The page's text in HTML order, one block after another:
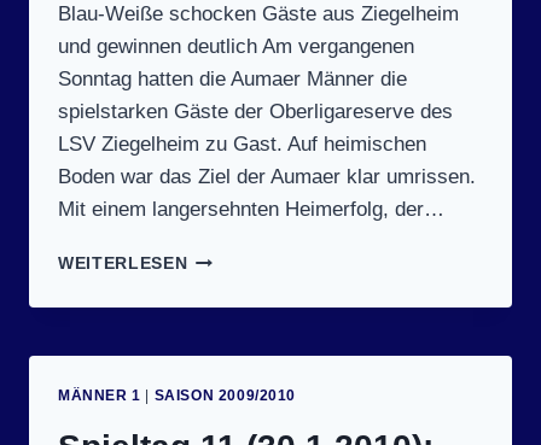
Blau-Weiße schocken Gäste aus Ziegelheim
und gewinnen deutlich Am vergangenen
Sonntag hatten die Aumaer Männer die
spielstarken Gäste der Oberligareserve des
LSV Ziegelheim zu Gast. Auf heimischen
Boden war das Ziel der Aumaer klar umrissen.
Mit einem langersehnten Heimerfolg, der…
WEITERLESENSPIELTAG
(7.3.2010):
BLAU-
MÄNNER 1 SAISON 2009/2010